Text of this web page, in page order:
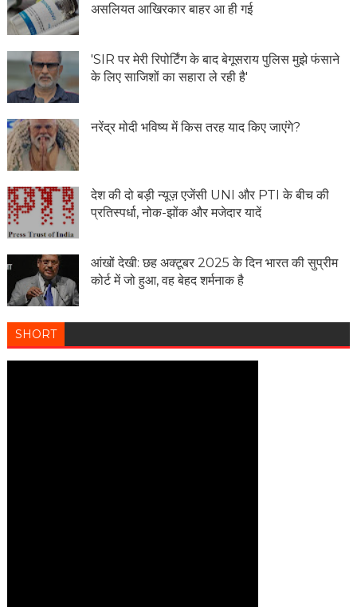
असलियत आखिरकार बाहर आ ही गई
'SIR पर मेरी रिपोर्टिंग के बाद बेगूसराय पुलिस मुझे फंसाने
के लिए साजिशों का सहारा ले रही है'
नरेंद्र मोदी भविष्य में किस तरह याद किए जाएंगे?
देश की दो बड़ी न्यूज़ एजेंसी UNI और PTI के बीच की
प्रतिस्पर्धा, नोक-झोंक और मजेदार यादें
आंखों देखी: छह अक्टूबर 2025 के दिन भारत की सुप्रीम
कोर्ट में जो हुआ, वह बेहद शर्मनाक है
SHORT